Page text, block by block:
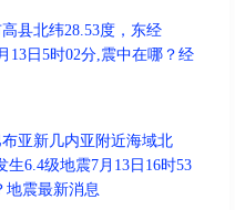
出行、交易、开业、祈福、
求嗣、纳财
县北纬28.53度，东经
13日5时02分,震中在哪？经
亚新几内亚附近海域北
生6.4级地震7月13日16时53
地震最新消息